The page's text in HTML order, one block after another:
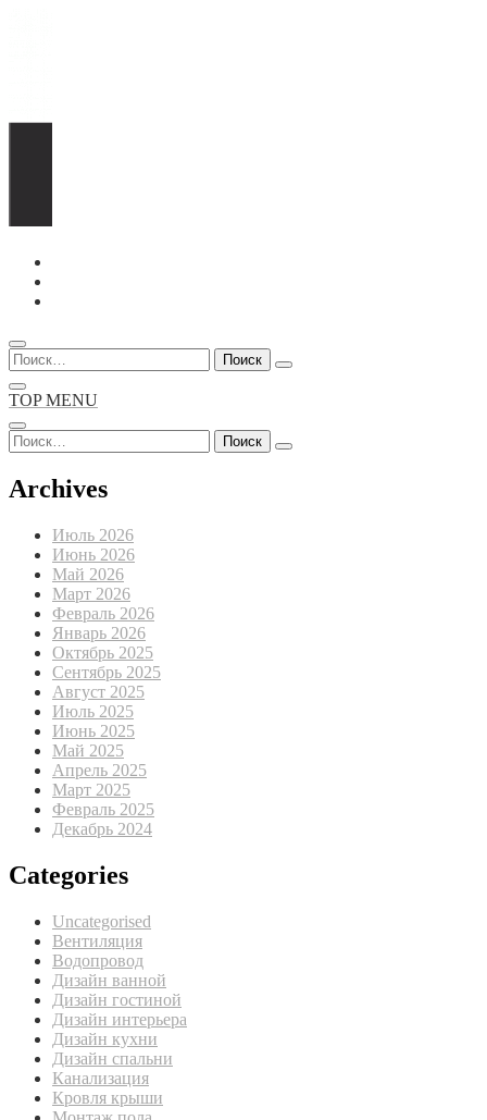
Перейти
содержимому
Найти:
TOP MENU
Найти:
Archives
Июль 2026
Июнь 2026
Май 2026
Март 2026
Февраль 2026
Январь 2026
Октябрь 2025
Сентябрь 2025
Август 2025
Июль 2025
Июнь 2025
Май 2025
Апрель 2025
Март 2025
Февраль 2025
Декабрь 2024
Categories
Uncategorised
Вентиляция
Водопровод
Дизайн ванной
Дизайн гостиной
Дизайн интерьера
Дизайн кухни
Дизайн спальни
Канализация
Кровля крыши